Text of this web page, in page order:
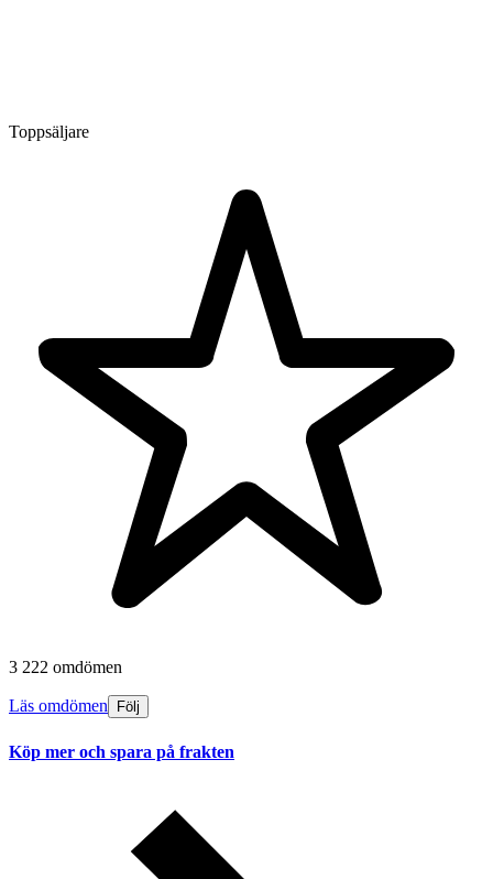
Toppsäljare
3 222 omdömen
Läs omdömen Följ
Köp mer och spara på frakten